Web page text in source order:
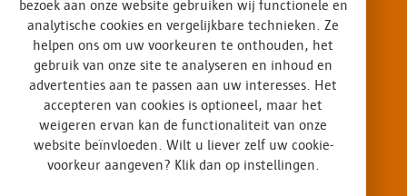
Op interesse gebaseerde advertenties
Algemene voorwaarden
Certificaten
Design
bezoek aan onze website gebruiken wij functionele en
analytische cookies en vergelijkbare technieken. Ze
helpen ons om uw voorkeuren te onthouden, het
gebruik van onze site te analyseren en inhoud en
advertenties aan te passen aan uw interesses. Het
accepteren van cookies is optioneel, maar het
weigeren ervan kan de functionaliteit van onze
website beïnvloeden. Wilt u liever zelf uw cookie-
voorkeur aangeven? Klik dan op instellingen.